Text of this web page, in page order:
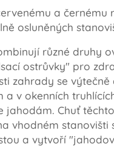
a černému
osluněných
různé druhy
ostrůvky" pro
zahrady se výtečně
a v okenních
jahodám. Chuť
vhodném stanovišti
a vytvoří